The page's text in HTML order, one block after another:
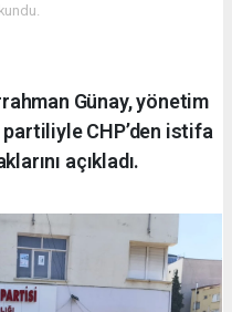
Günay, yönetim
CHP’den istifa
açıkladı.